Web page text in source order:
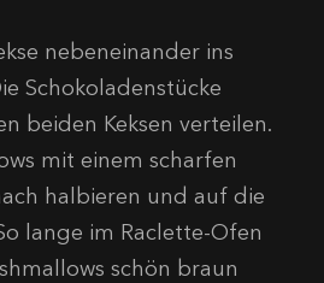
nebeneinander ins
Schokoladenstücke
beiden Keksen verteilen.
mit einem scharfen
halbieren und auf die
lange im Raclette-Ofen
schön braun